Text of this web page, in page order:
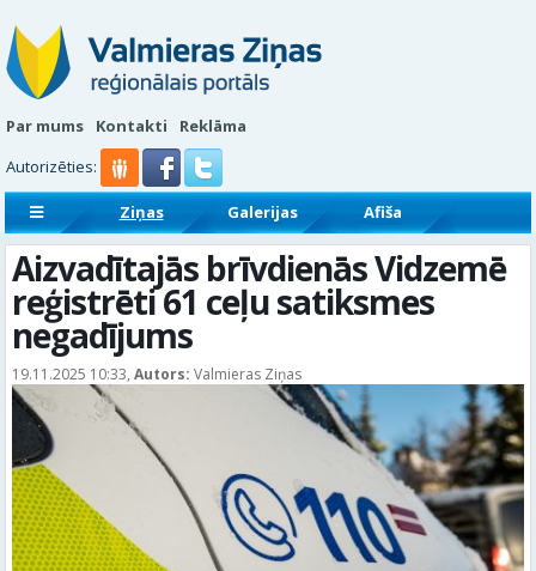
Par mums Kontakti
Reklāma
Autorizēties:
Ziņas Galerijas
Afiša
Sludinājumi
Reklāmraksti
Aizvadītajās brīvdienās Vidzemē
reģistrēti 61 ceļu satiksmes
negadījums
19.11.2025 10:33, Autors: Valmieras Ziņas